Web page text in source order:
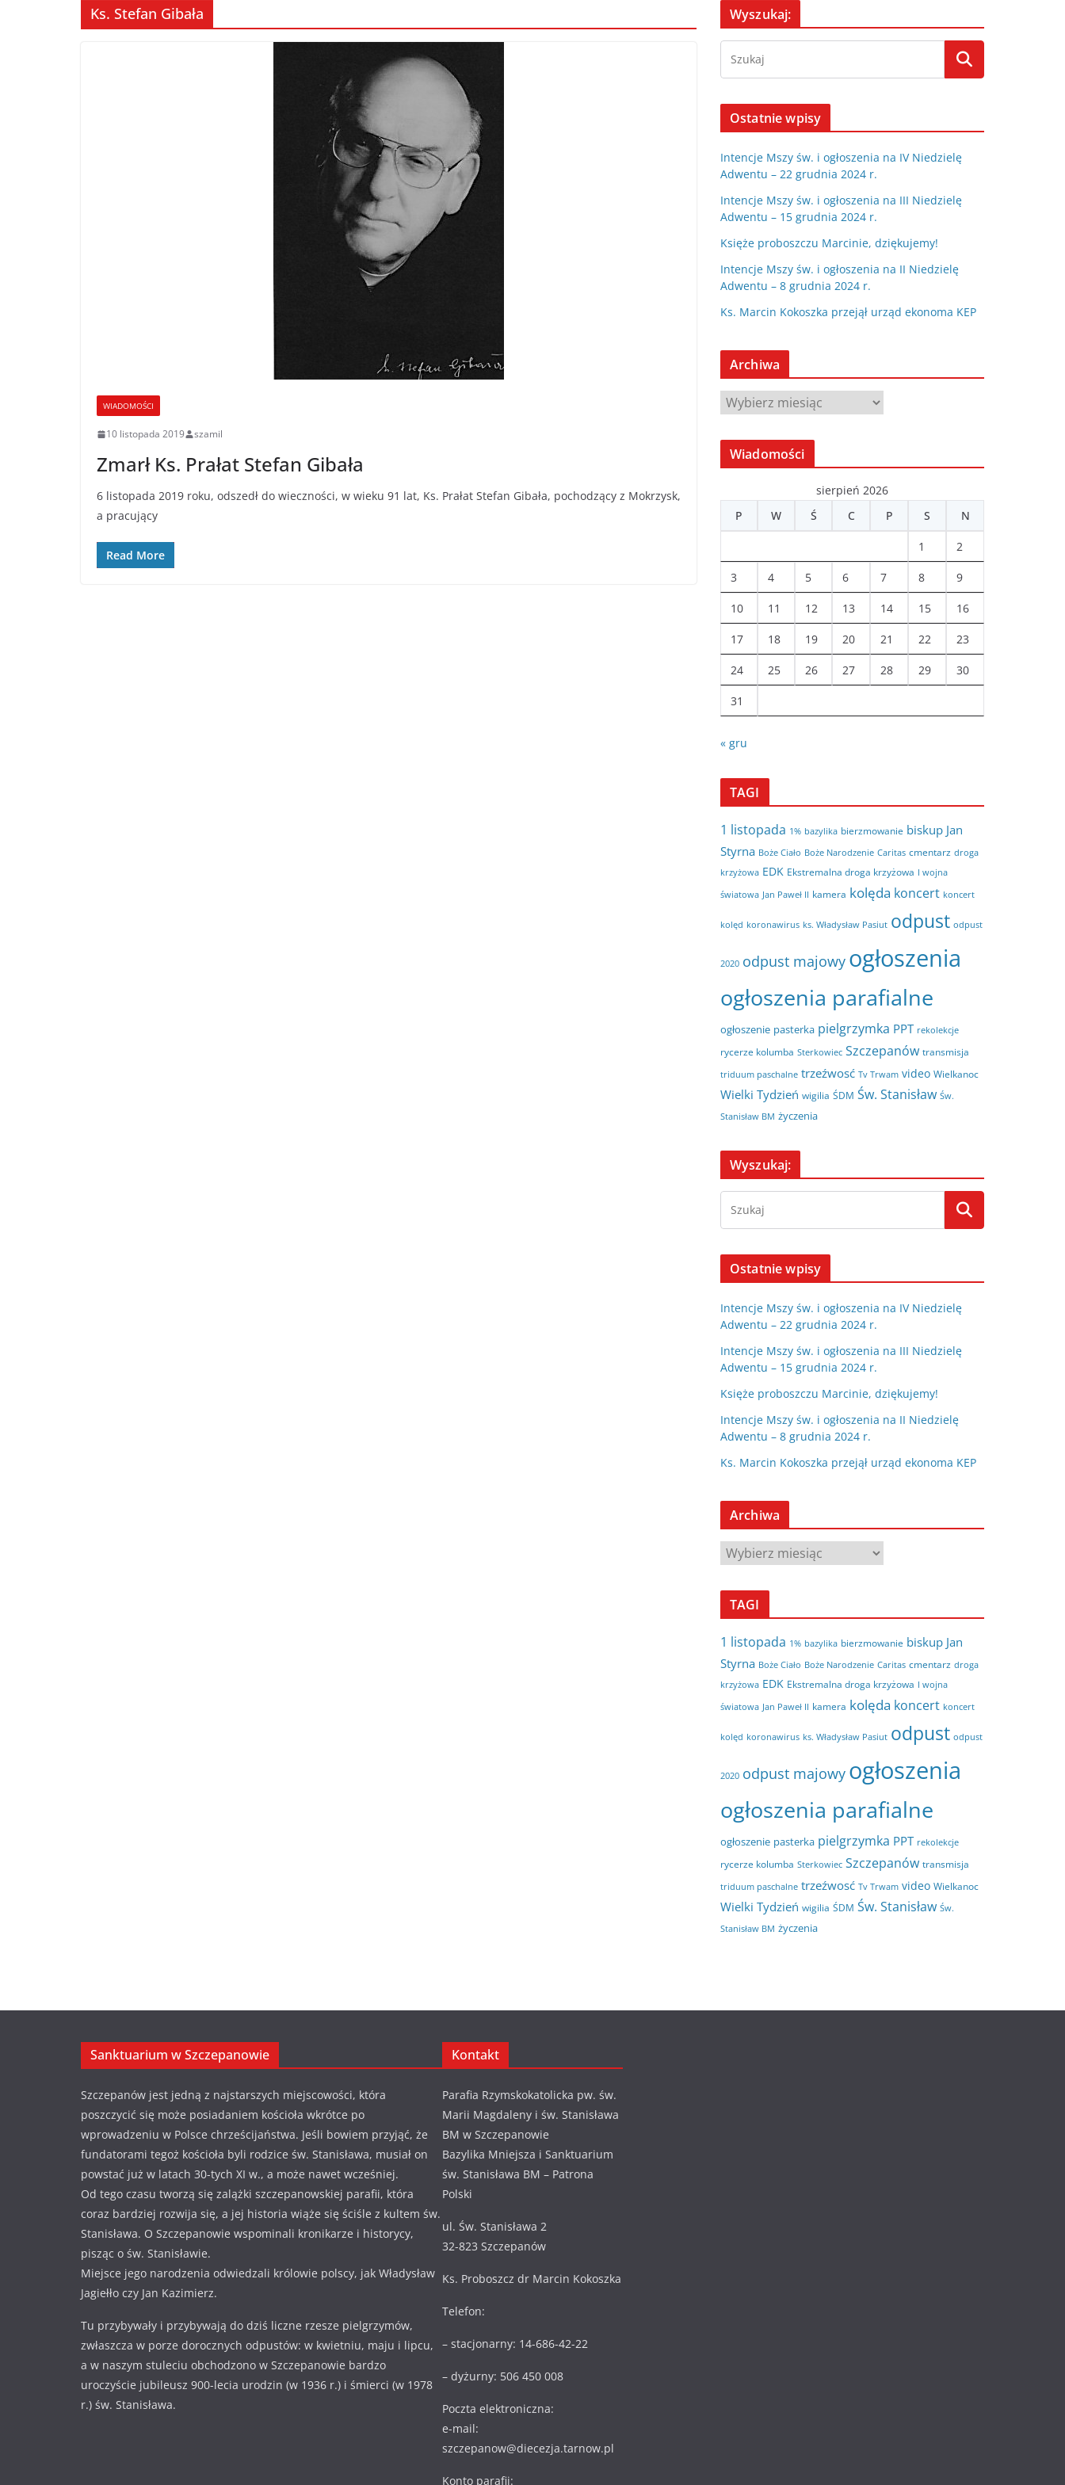
Ks. Stefan Gibała
WIADOMOŚCI
10 listopada 2019 szamil
Zmarł Ks. Prałat Stefan Gibała
6 listopada 2019 roku, odszedł do wieczności, w wieku 91 lat, Ks. Prałat Stefan Gibała, pochodzący z Mokrzysk,
a pracujący
Read More
Wyszukaj:
Ostatnie wpisy
Intencje Mszy św. i ogłoszenia na IV Niedzielę
Adwentu – 22 grudnia 2024 r.
Intencje Mszy św. i ogłoszenia na III Niedzielę
Adwentu – 15 grudnia 2024 r.
Księże proboszczu Marcinie, dziękujemy!
Intencje Mszy św. i ogłoszenia na II Niedzielę
Adwentu – 8 grudnia 2024 r.
Ks. Marcin Kokoszka przejął urząd ekonoma KEP
Archiwa
A
r
c
w
Wiadomości
sierpień 2026
P
W Ś C P S N
1 2
3 4 5 6 7 8 9
10 11 12 13 14 15 16
17 18 19 20 21 22 23
24 25 26 27 28 29 30
31
« gru
TAGI
1 listopada 1% bazylika bierzmowanie biskup Jan
Styrna Boże Ciało Boże Narodzenie Caritas cmentarz droga
krzyżowa EDK Ekstremalna droga krzyżowa I wojna
światowa Jan Paweł II kamera kolęda koncert koncert
kolęd koronawirus ks. Władysław Pasiut odpust odpust
2020 odpust majowy ogłoszenia
ogłoszenia parafialne
ogłoszenie pasterka pielgrzymka PPT rekolekcje
rycerze kolumba Sterkowiec Szczepanów transmisja
triduum paschalne trzeźwosć Tv Trwam video Wielkanoc
Wielki Tydzień wigilia ŚDM Św. Stanisław Św.
Stanisław BM życzenia
Wyszukaj:
Ostatnie wpisy
Intencje Mszy św. i ogłoszenia na IV Niedzielę
Adwentu – 22 grudnia 2024 r.
Intencje Mszy św. i ogłoszenia na III Niedzielę
Adwentu – 15 grudnia 2024 r.
Księże proboszczu Marcinie, dziękujemy!
Intencje Mszy św. i ogłoszenia na II Niedzielę
Adwentu – 8 grudnia 2024 r.
Ks. Marcin Kokoszka przejął urząd ekonoma KEP
Archiwa
A
r
c
w
a
TAGI
1 listopada 1% bazylika bierzmowanie biskup Jan
Styrna Boże Ciało Boże Narodzenie Caritas cmentarz droga
krzyżowa EDK Ekstremalna droga krzyżowa I wojna
światowa Jan Paweł II kamera kolęda koncert koncert
kolęd koronawirus ks. Władysław Pasiut odpust odpust
2020 odpust majowy ogłoszenia
ogłoszenia parafialne
ogłoszenie pasterka pielgrzymka PPT rekolekcje
rycerze kolumba Sterkowiec Szczepanów transmisja
triduum paschalne trzeźwosć Tv Trwam video Wielkanoc
Wielki Tydzień wigilia ŚDM Św. Stanisław Św.
Stanisław BM życzenia
Sanktuarium w Szczepanowie
Szczepanów jest jedną z najstarszych miejscowości, która
poszczycić się może posiadaniem kościoła wkrótce po
wprowadzeniu w Polsce chrześcijaństwa. Jeśli bowiem przyjąć, że
fundatorami tegoż kościoła byli rodzice św. Stanisława, musiał on
powstać już w latach 30-tych XI w., a może nawet wcześniej.
Od tego czasu tworzą się zalążki szczepanowskiej parafii, która
coraz bardziej rozwija się, a jej historia wiąże się ściśle z kultem św.
Stanisława. O Szczepanowie wspominali kronikarze i historycy,
pisząc o św. Stanisławie.
Miejsce jego narodzenia odwiedzali królowie polscy, jak Władysław
Jagiełło czy Jan Kazimierz.
Tu przybywały i przybywają do dziś liczne rzesze pielgrzymów,
zwłaszcza w porze dorocznych odpustów: w kwietniu, maju i lipcu,
a w naszym stuleciu obchodzono w Szczepanowie bardzo
uroczyście jubileusz 900-lecia urodzin (w 1936 r.) i śmierci (w 1978
r.) św. Stanisława.
Kontakt
Parafia Rzymskokatolicka pw. św.
Marii Magdaleny i św. Stanisława
BM w Szczepanowie
Bazylika Mniejsza i Sanktuarium
św. Stanisława BM – Patrona
Polski
ul. Św. Stanisława 2
32-823 Szczepanów
Ks. Proboszcz dr Marcin Kokoszka
Telefon:
– stacjonarny: 14-686-42-22
– dyżurny: 506 450 008
Poczta elektroniczna:
e-mail:
szczepanow@diecezja.tarnow.pl
Konto parafii: